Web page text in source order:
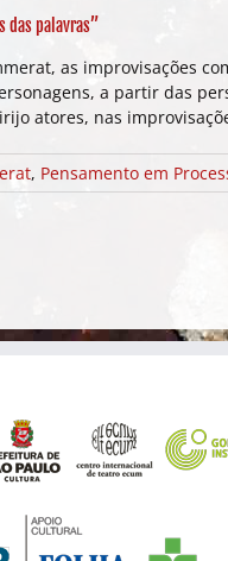
das palavras”
as improvisações
a partir das
atores, nas
, Pensamento em